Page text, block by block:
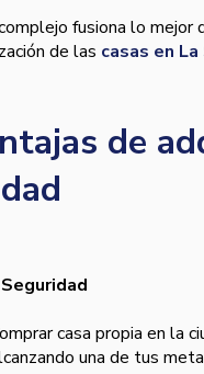
fusiona lo mejor
de las casas en La
de ad
casa propia en la
una de tus